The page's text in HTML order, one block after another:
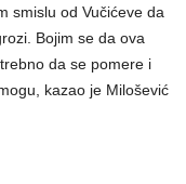
smislu od Vučićeve da
Bojim se da ova
da se pomere i
kazao je Milošević